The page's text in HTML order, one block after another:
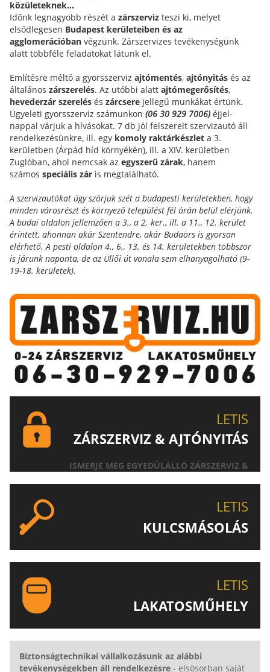
közületeknek...
Időnk legnagyobb részét a zárszerviz teszi ki, melyet
elsődlegesen Budapest kerületeiben és az
agglomerációban végzünk. Zárszervizes tevékenységünk
alatt többféle feladatokat látunk el.
Említésre méltó a gyorsszerviz ajtómentés, ajtónyitás és az
általános zárszerelés. Az utóbbi alatt ajtómegerősítés,
hevederzár szerelés és zárcsere jellegű munkákat értünk.
Ügyeleti gyorsszerviz számunkon (06 30 929 7006) éjjel-
nappal várjuk a hívásokat. 7 db jól felszerelt szervizautó áll
rendelkezésünkre, ill. egy komoly raktárkészlet a 3.
kerületben (Árpád híd környékén), ill. a XIV. kerületben
Zuglóban, ahol nemcsak az egyszerű zárak, hanem
számos speciális zár is megtalálható.
A szervizautókat úgy szórjuk szét a budapesti kerületekben, hogy
minden városrészt és környező települést fél órán belül elérjünk.
A budai oldalon jellemzően a 3., a 2. ker., ill. a 11., 12. kerület
érintett, ahonnan akár Szentendre, akár Budaörs is gyorsan
elérhető. A pesti oldalon 4., 6., 13. és 14. kerületekben többször
is járunk naponta, de az Üllői út vonala sem elhanyagolható (9-
19-18. kerületek).
LETIS
ZÁRSZERVIZ & AJTÓNYITÁS
ISMERJE MEG EGYEDÜLÁLLÓ ZÁRSZERVIZ &
LETIS
KULCSMÁSOLÁS
LETIS
LAKATOSMŰHELY
Biztonságtechnikai vállalkozásunk az alábbi
tevékenységekben áll rendelkezésre - elsősorban saját